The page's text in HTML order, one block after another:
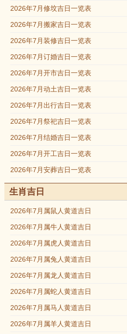
2026年7月修坟吉日一览表
2026年7月搬家吉日一览表
2026年7月装修吉日一览表
2026年7月订婚吉日一览表
2026年7月开市吉日一览表
2026年7月动土吉日一览表
2026年7月出行吉日一览表
2026年7月祭祀吉日一览表
2026年7月结婚吉日一览表
2026年7月开工吉日一览表
2026年7月安葬吉日一览表
生肖吉日
2026年7月属鼠人黄道吉日
2026年7月属牛人黄道吉日
2026年7月属虎人黄道吉日
2026年7月属兔人黄道吉日
2026年7月属龙人黄道吉日
2026年7月属蛇人黄道吉日
2026年7月属马人黄道吉日
2026年7月属羊人黄道吉日